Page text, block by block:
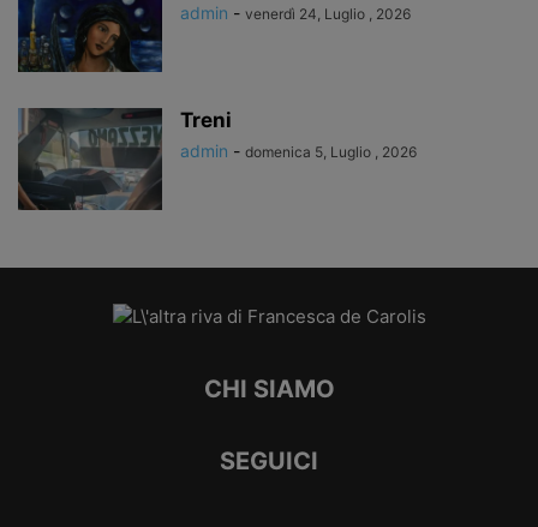
admin - venerdì 24, Luglio , 2026
Treni
admin - domenica 5, Luglio , 2026
CHI SIAMO
SEGUICI